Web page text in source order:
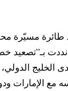
مسيّرة
نددت بـ”تصعيد
الخليج
الإمارات